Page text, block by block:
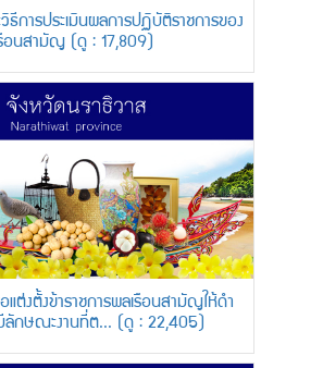
การประเมินผลการปฏิบัติราชการของ
อนสามัญ (ดู : 17,809)
แต่งตั้งข้าราชการพลเรือนสามัญให้ดำ
ลักษณะงานที่ต... (ดู : 22,405)